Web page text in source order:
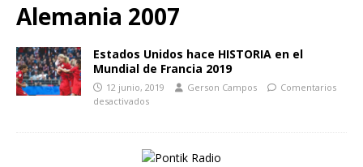
Alemania 2007
Estados Unidos hace HISTORIA en el
Mundial de Francia 2019
12 junio, 2019 Gerson Campos
Comentarios
desactivados